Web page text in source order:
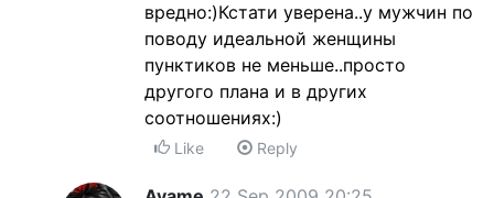
вредно:)Кстати уверена..у мужчин по
поводу идеальной женщины
пунктиков не меньше..просто
другого плана и в других
соотношениях:)
Like Reply